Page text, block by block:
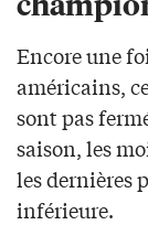
Encore une
américains,
sont pas
saison, les
les dernières
inférieure.